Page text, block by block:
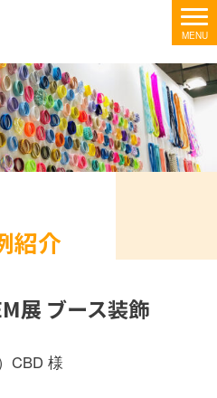
紹介
展 ブース装飾
CBD 様